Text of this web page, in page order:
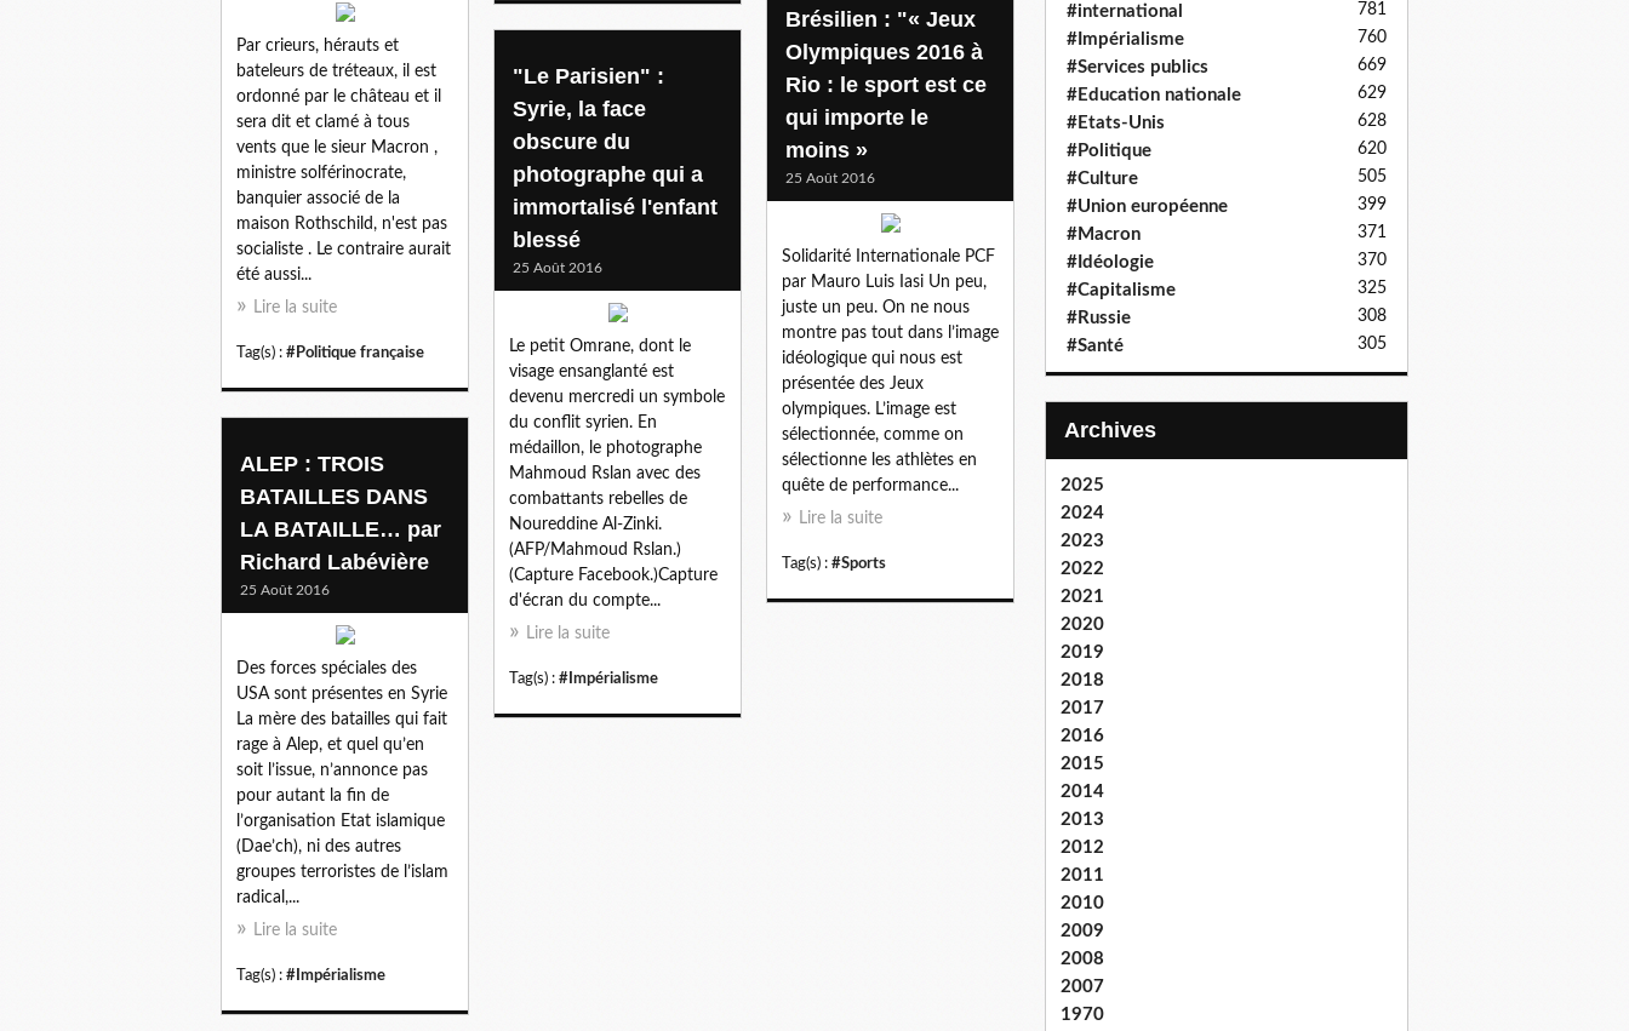
Par crieurs, hérauts et
bateleurs de tréteaux, il est
ordonné par le château et il
sera dit et clamé à tous
vents que le sieur Macron ,
ministre solférinocrate,
banquier associé de la
maison Rothschild, n'est pas
socialiste . Le contraire aurait
été aussi...
Lire la suite
Tag(s) : #Politique française
Brésilien : "« Jeux
Olympiques 2016 à
Rio : le sport est ce
qui importe le
moins »
25 Août 2016
Solidarité Internationale PCF
par Mauro Luis Iasi Un peu,
juste un peu. On ne nous
montre pas tout dans l’image
idéologique qui nous est
présentée des Jeux
olympiques. L’image est
sélectionnée, comme on
sélectionne les athlètes en
quête de performance...
Lire la suite
Tag(s) : #Sports
"Le Parisien" :
Syrie, la face
obscure du
photographe qui a
immortalisé l'enfant
blessé
25 Août 2016
Le petit Omrane, dont le
visage ensanglanté est
devenu mercredi un symbole
du conflit syrien. En
médaillon, le photographe
Mahmoud Rslan avec des
combattants rebelles de
Noureddine Al-Zinki.
(AFP/Mahmoud Rslan.)
(Capture Facebook.)Capture
d'écran du compte...
Lire la suite
Tag(s) : #Impérialisme
ALEP : TROIS
BATAILLES DANS
LA BATAILLE… par
Richard Labévière
25 Août 2016
Des forces spéciales des
USA sont présentes en Syrie
La mère des batailles qui fait
rage à Alep, et quel qu’en
soit l’issue, n’annonce pas
pour autant la fin de
l’organisation Etat islamique
(Dae’ch), ni des autres
groupes terroristes de l’islam
radical,...
Lire la suite
Tag(s) : #Impérialisme
#international 781
#Impérialisme 760
#Services publics 669
#Education nationale 629
#Etats-Unis 628
#Politique 620
#Culture 505
#Union européenne 399
#Macron 371
#Idéologie 370
#Capitalisme 325
#Russie 308
#Santé 305
Archives
2025
2024
2023
2022
2021
2020
2019
2018
2017
2016
2015
2014
2013
2012
2011
2010
2009
2008
2007
1970